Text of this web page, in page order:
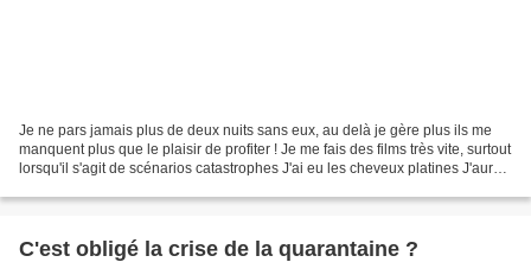
Je ne pars jamais plus de deux nuits sans eux, au delà je gère plus ils me
manquent plus que le plaisir de profiter ! Je me fais des films très vite, surtout
lorsqu'il s'agit de scénarios catastrophes J'ai eu les cheveux platines J'aurai
C'est obligé la crise de la quarantaine ?